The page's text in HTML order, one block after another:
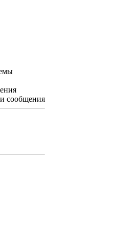
сообщения